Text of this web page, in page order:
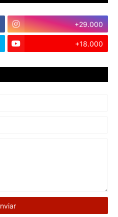
+29.000
+18.000